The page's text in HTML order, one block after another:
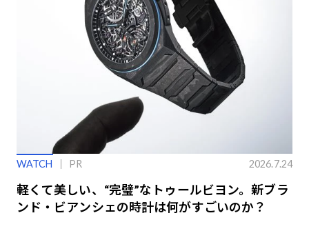
WATCH PR 2026.7.24
軽くて美しい、“完璧”なトゥールビヨン。新ブラ
ンド・ビアンシェの時計は何がすごいのか？